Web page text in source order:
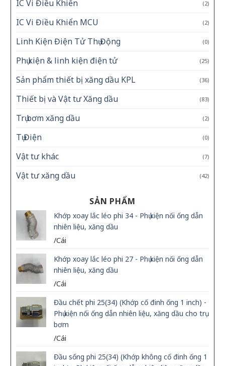
IC Vi Điều Khiển (2)
IC Vi Điều Khiển MCU (2)
Linh Kiện Điện Tử Thụ Động (0)
Phụ kiện & linh kiện điện tử (25)
Sản phẩm thiết bị xăng dầu KPL (36)
Thiết bị và Vật tư Xăng dầu (83)
Trụ bơm xăng dầu (2)
Tụ Điện (0)
Vật tư khác (7)
Vật tư xăng dầu (42)
SẢN PHẨM
Khớp xoay lắc léo phi 34 - Phụ kiện nối ống dẫn
nhiên liệu, xăng dầu
/Cái
Khớp xoay lắc léo phi 27 - Phụ kiện nối ống dẫn
nhiên liệu, xăng dầu
/Cái
Đầu chết phi 25(34) (Khớp cố đinh ống 1 inch) -
Phụ kiện nối ống dẫn nhiên liệu, xăng dầu cho trụ
bơm
/Cái
Đầu sống phi 25(34) (Khớp không cố đinh ống 1